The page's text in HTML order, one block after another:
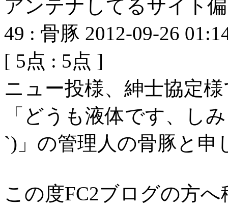
アンテナしてるサイト
49 : 骨豚 2012-09-26
[ 5点 : 5点 ]
ニュー投様、紳士協定
「どうも液体です、し
`)」の管理人の骨豚と申
この度FC2ブログの方